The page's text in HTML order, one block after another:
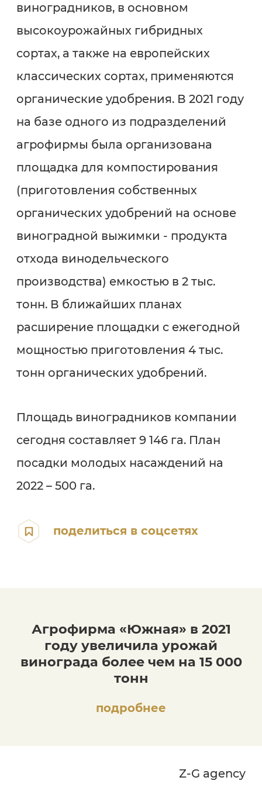
виноградников, в основном
высокоурожайных гибридных
сортах, а также на европейских
классических сортах, применяются
органические удобрения. В 2021 году
на базе одного из подразделений
агрофирмы была организована
площадка для компостирования
(приготовления собственных
органических удобрений на основе
виноградной выжимки - продукта
отхода винодельческого
производства) емкостью в 2 тыс.
тонн. В ближайших планах
расширение площадки с ежегодной
мощностью приготовления 4 тыс.
тонн органических удобрений.
Площадь виноградников компании
сегодня составляет 9 146 га. План
посадки молодых насаждений на
2022 – 500 га.
поделиться в соцсетях
Агрофирма «Южная» в 2021
году увеличила урожай
винограда более чем на 15 000
тонн
подробнее
Z-G agency